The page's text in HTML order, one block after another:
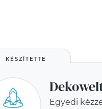
KÉSZÍTETTE
Egyedi